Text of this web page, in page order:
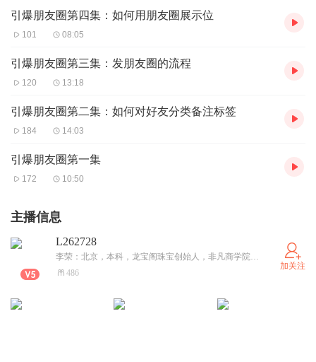
引爆朋友圈第四集：如何用朋友圈展示位
101 08:05
引爆朋友圈第三集：发朋友圈的流程
120 13:18
引爆朋友圈第二集：如何对好友分类备注标签
184 14:03
引爆朋友圈第一集
172 10:50
主播信息
L262728
李荣：北京，本科，龙宝阁珠宝创始人，非凡商学院创始人，众盈学社联合创始人！微营销导师，互联网与实体店对接打造导师，领袖讲师学院终身讲师。喜欢阅读，擅长写作，创建《讲师必修课》《推广必修课》《周薪破万必修课》《引流必修课》《轻松赚钱我把钥匙》《社群裂变之道法术器》《营销七步曲》《直播六脉神剑》《文案银行》等等。擅长做海报和小视频，开过多期微课堂！
486
加关注